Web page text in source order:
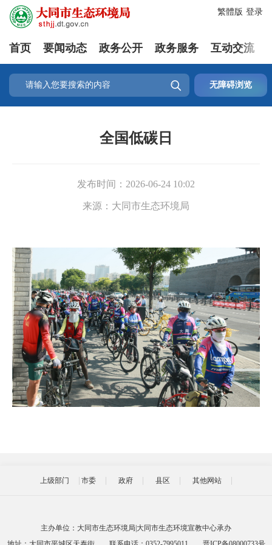
登录
繁體版
首页 要闻动态 政务公开 政务服务 互动交流
 无障碍浏览
全国低碳日
发布时间： 2026-06-24 10:02
来源： 大同市生态环境局
上级部门 市委 政府 县区 其他网站
主办单位：大同市生态环境局|大同市生态环境宣教中心承办